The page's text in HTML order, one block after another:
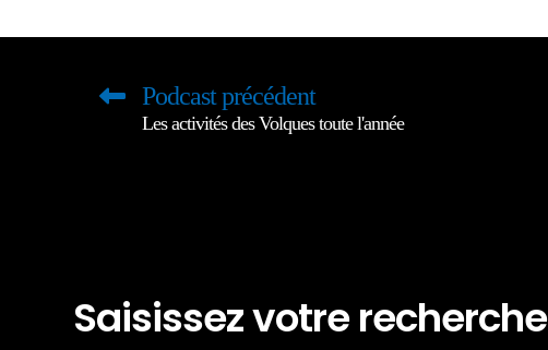
Podcast précédent
Les activités des Volques toute l'année
Saisissez votre recherche